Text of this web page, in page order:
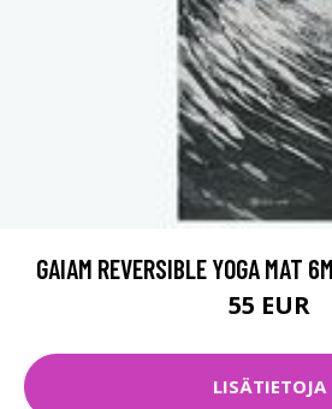
GAIAM REVERSIBLE YOGA MAT
55 EUR
LISÄTIETOJA